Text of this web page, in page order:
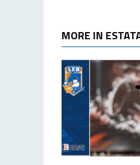
MORE IN